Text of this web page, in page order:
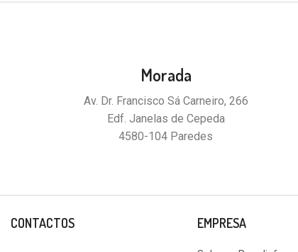
Morada
Av. Dr. Francisco Sá Carneiro, 266
Edf. Janelas de Cepeda
4580-104 Paredes
CONTACTOS EMPRESA